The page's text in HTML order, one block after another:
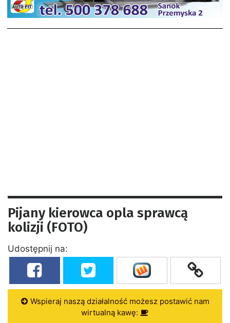
Pijany kierowca opla sprawcą
kolizji (FOTO)
Udostępnij na:
Wspieraj naszą działalność możesz postawić nam
wirtualną kawę: